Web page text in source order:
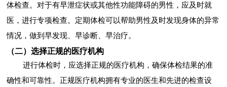
体检查。对于有早泄症状或其他性功能障碍的男性，应及时就
医，进行专项检查。定期体检可以帮助男性及时发现身体的异常
情况，做到早发现、早诊断、早治疗。
（二）选择正规的医疗机构
进行体检时，应选择正规的医疗机构，确保体检结果的准
确性和可靠性。正规医疗机构拥有专业的医生和先进的检查设